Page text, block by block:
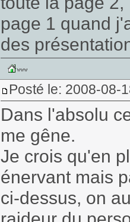
page 1 quand
des
Posté le: 2008-08-
Dans l'absolu
me gêne.
Je crois qu'en
énervant mais
ci-dessus, on